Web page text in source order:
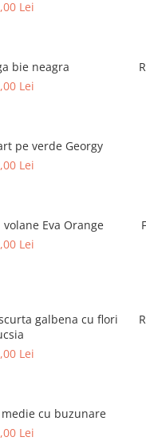
Lei
bie neagra
Lei
pe verde Georgy
Lei
Eva Orange
Lei
galbena cu flori
Lei
cu buzunare
Lei